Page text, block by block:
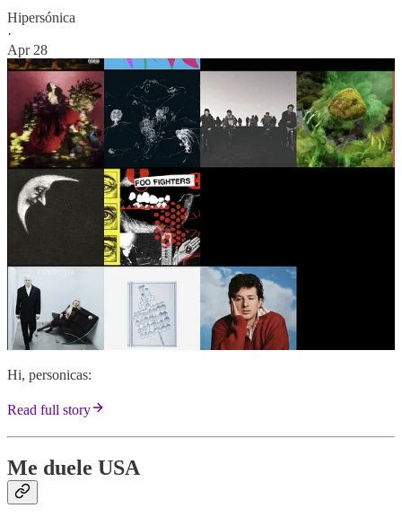
Hipersónica
·
Apr 28
Hi, personicas:
Read full story
Me duele USA